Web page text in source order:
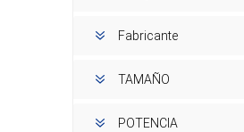
Fabricante
TAMAÑO
POTENCIA